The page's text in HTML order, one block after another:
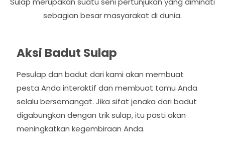
Sulap merupakan suatu seni pertunjukan yang diminati
sebagian besar masyarakat di dunia.
Aksi Badut Sulap
Pesulap dan badut dari kami akan membuat
pesta Anda interaktif dan membuat tamu Anda
selalu bersemangat. Jika sifat jenaka dari badut
digabungkan dengan trik sulap, itu pasti akan
meningkatkan kegembiraan Anda.